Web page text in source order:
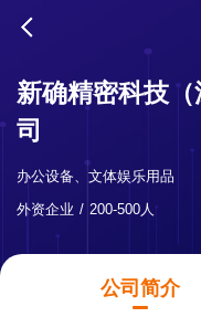
新确精密科技
司
办公设备、文体娱乐用品
外资企业
200-500人
公司简介